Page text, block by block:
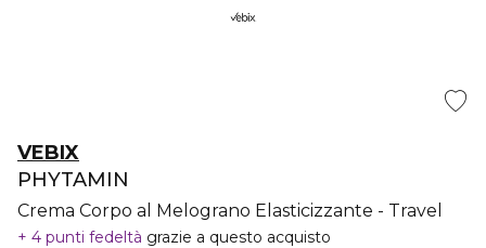
VEBIX
PHYTAMIN
Crema Corpo al Melograno Elasticizzante - Travel
4 punti fedeltà grazie a questo acquisto